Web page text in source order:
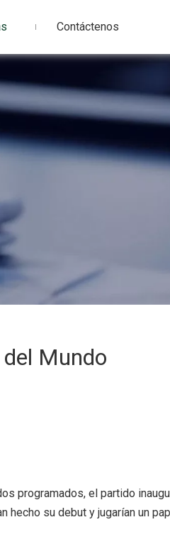
Contáctenos
Mundo
programados, el partido
hecho su debut y jugarían un